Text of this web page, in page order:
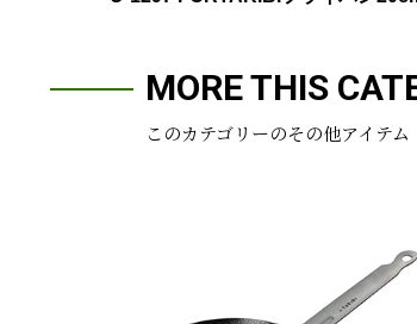
MORE THIS
このカテゴリーのその他アイテム